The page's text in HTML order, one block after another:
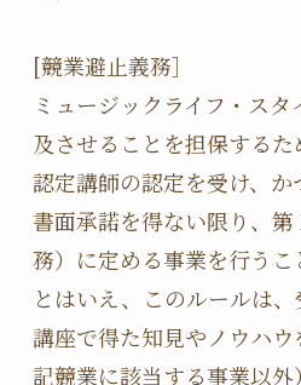
[競業避止義務］
ミュージックライフ・ス
及させることを担保する
認定講師の認定を受け、か
書面承諾を得ない限り、
務）に定める事業を行うこ
とはいえ、このルールは
講座で得た知見やノウハ
記競業に該当する事業以